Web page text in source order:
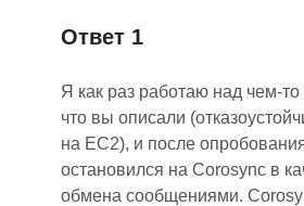
Ответ 1
Я как раз работаю над чем-
что вы описали
на EC2), и после
остановился на Corosync в
обмена сообщениями.